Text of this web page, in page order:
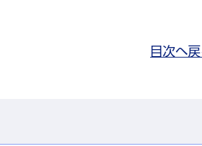
目次へ